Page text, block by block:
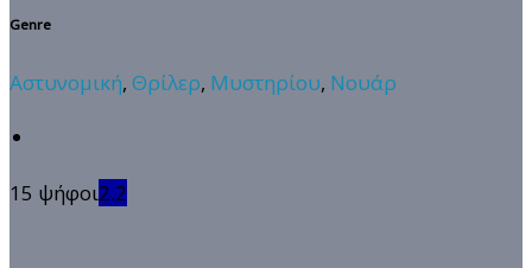
Genre
Αστυνομική, Θρίλερ, Μυστηρίου, Νουάρ
15 ψήφοι2.2